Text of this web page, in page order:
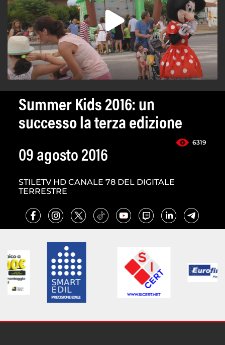
Summer Kids 2016: un
successo la terza edizione
6319
09 agosto 2016
STILETV HD CANALE 78 DEL DIGITALE
TERRESTRE